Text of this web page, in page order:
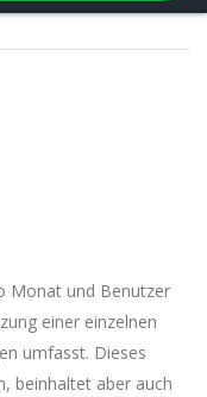
Monat und Benutzer
einer einzelnen
umfasst. Dieses
beinhaltet aber auch